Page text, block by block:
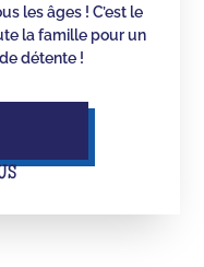
les âges ! C’est le
la famille pour un
détente !